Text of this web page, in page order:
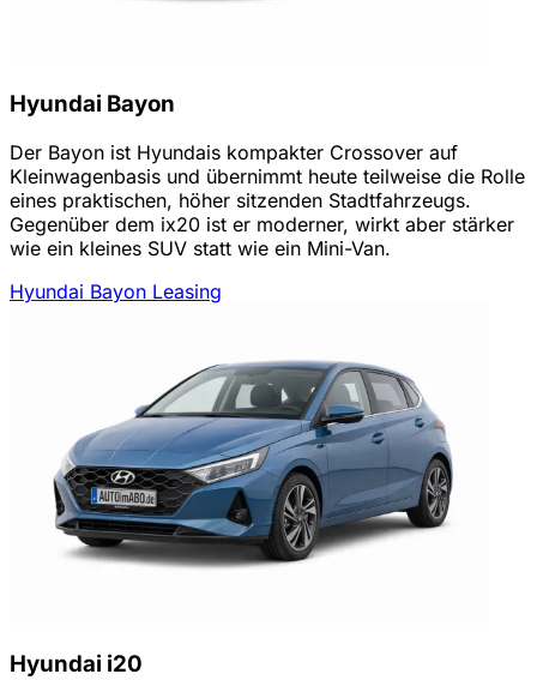
Hyundai Bayon
Der Bayon ist Hyundais kompakter Crossover auf
Kleinwagenbasis und übernimmt heute teilweise die Rolle
eines praktischen, höher sitzenden Stadtfahrzeugs.
Gegenüber dem ix20 ist er moderner, wirkt aber stärker
wie ein kleines SUV statt wie ein Mini-Van.
Hyundai Bayon Leasing
Hyundai i20